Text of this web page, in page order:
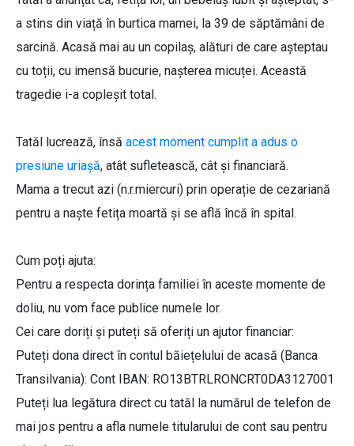
a stins din viață în burtica mamei, la 39 de săptămâni de
sarcină. Acasă mai au un copilaș, alături de care așteptau
cu toții, cu imensă bucurie, nașterea micuței. Această
tragedie i-a copleșit total.
Tatăl lucrează, însă acest moment cumplit a adus o
presiune uriașă, atât sufletească, cât și financiară.
Mama a trecut azi (n.r.miercuri) prin operație de cezariană
pentru a naște fetița moartă și se află încă în spital.
Cum poți ajuta:
Pentru a respecta dorința familiei în aceste momente de
doliu, nu vom face publice numele lor.
Cei care doriți și puteți să oferiți un ajutor financiar:
Puteți dona direct în contul băiețelului de acasă (Banca
Transilvania): Cont IBAN: RO13BTRLRONCRT0DA3127001
Puteți lua legătura direct cu tatăl la numărul de telefon de
mai jos pentru a afla numele titularului de cont sau pentru